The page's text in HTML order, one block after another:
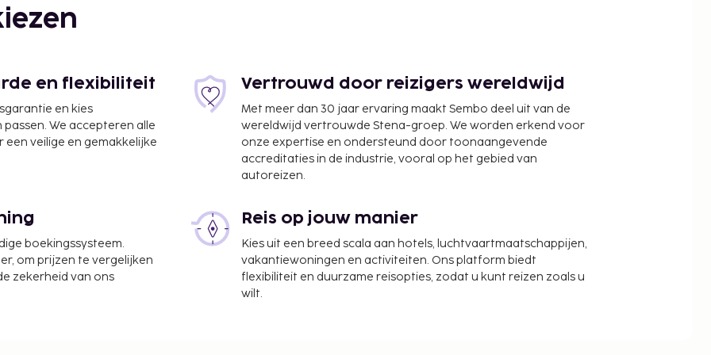
Visconti is
een 24-uurs
en flexibiliteit
en kies
We accepteren alle
veilige en gemakkelijke
Vertrouwd door reizigers wereldwijd
Met meer dan 30 jaar ervaring maakt Sembo deel uit van de
wereldwijd vertrouwde Stena-groep. We worden erkend voor
onze expertise en ondersteund door toonaangevende
accreditaties in de industrie, vooral op het gebied van
autoreizen.
boekingssysteem.
om prijzen te vergelijken
zekerheid van ons
Reis op jouw manier
Kies uit een breed scala aan hotels, luchtvaartmaatschappijen,
vakantiewoningen en activiteiten. Ons platform biedt
flexibiliteit en duurzame reisopties, zodat u kunt reizen zoals u
wilt.